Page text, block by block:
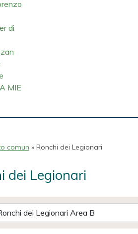
di
MIE
comun » Ronchi dei Legionari
dei Legionari